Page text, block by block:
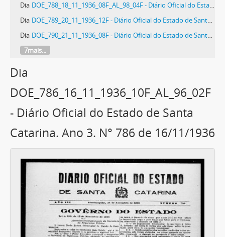
Dia DOE_788_18_11_1936_08F_AL_98_04F - Diário Oficial do Estado de Santa Catarina. Ano 3. N° 788 de 18/11/1936
Dia DOE_789_20_11_1936_12F - Diário Oficial do Estado de Santa Catarina. Ano 3. N° 789 de 20/11/1936
Dia DOE_790_21_11_1936_08F - Diário Oficial do Estado de Santa Catarina. Ano 3. N° 790 de 21/11/1936
7mais...
Dia
DOE_786_16_11_1936_10F_AL_96_02F
- Diário Oficial do Estado de Santa
Catarina. Ano 3. N° 786 de 16/11/1936